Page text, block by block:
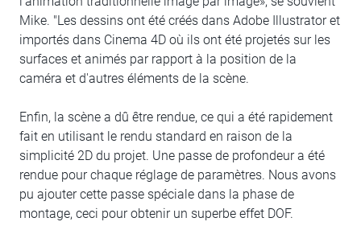
Mike. "Les dessins ont été créés dans Adobe Illustrator et
importés dans Cinema 4D où ils ont été projetés sur les
surfaces et animés par rapport à la position de la
caméra et d'autres éléments de la scène.
Enfin, la scène a dû être rendue, ce qui a été rapidement
fait en utilisant le rendu standard en raison de la
simplicité 2D du projet. Une passe de profondeur a été
rendue pour chaque réglage de paramètres. Nous avons
pu ajouter cette passe spéciale dans la phase de
montage, ceci pour obtenir un superbe effet DOF.